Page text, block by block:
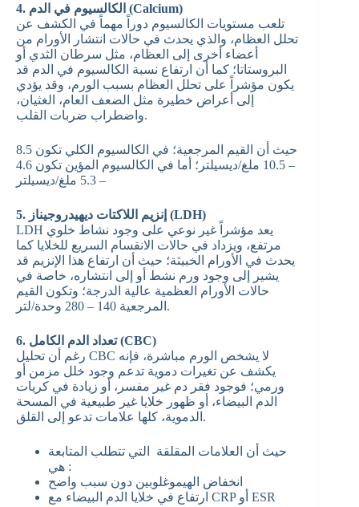
4. الكالسيوم في الدم (Calcium)
تلعب مستويات الكالسيوم دوراً مهماً في الكشف عن
تحلل العظام، والذي يحدث في حالات انتشار الأورام من
أعضاء أخرى إلى العظام، مثل سرطان الثدي أو
البروستاتا؛ كما أن ارتفاع نسبة الكالسيوم في الدم قد
يكون مؤشراً على تحلل العظام بسبب الورم، وقد يؤدي
إلى أعراض خطيرة مثل الضعف العام، الغثيان،
واضطراب ضربات القلب.
حيث أن القيم المرجعية؛ في الكالسيوم الكلي تكون 8.5
– 10.5 ملغ/ديسيلتر؛ أما في الكالسيوم المؤين تكون 4.6
– 5.3 ملغ/ديسيلتر
5. إنزيم اللاكتات ديهيدروجيناز (LDH)
LDH يعد مؤشراً غير نوعي على وجود نشاط خلوي
مرتفع، ويزداد في حالات الانقسام السريع للخلايا كما
يحدث في الأورام الخبيثة؛ حيث أن ارتفاع هذا الإنزيم قد
يشير إلى وجود ورم نشط أو إلى انتشاره، خاصة في
حالات الأورام العظمية عالية الدرجة؛ وتكون القيم
المرجعية 140 – 280 وحدة/لتر.
6. تعداد الدم الكامل (CBC)
رغم أن تحليل CBC لا يشخص الورم مباشرة، فإنه
يكشف عن تغيرات دموية تدعم وجود خلل مزمن أو
ورمي؛ فوجود فقر دم غير مفسر، أو زيادة في كريات
الدم البيضاء، أو ظهور خلايا غير طبيعية في المسحة
الدموية، كلها علامات تدعو إلى القلق.
حيث أن العلامات المقلقة التي تتطلب المتابعة
هي :
انخفاض الهيموغلوبين دون سبب واضح
ارتفاع في خلايا الدم البيضاء مع CRP أو ESR